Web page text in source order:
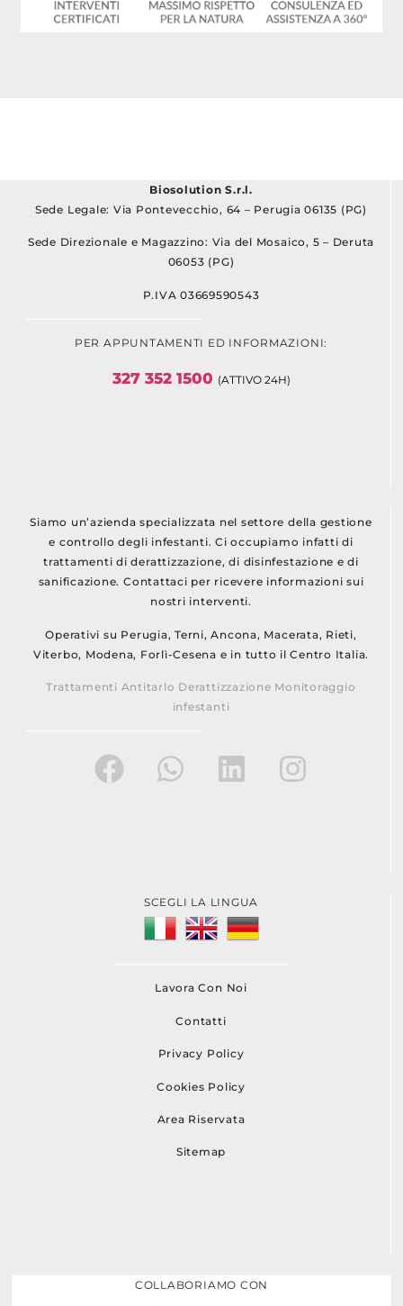
Biosolution S.r.l.
Sede Legale: Via Pontevecchio, 64 – Perugia 06135 (PG)
Sede Direzionale e Magazzino: Via del Mosaico, 5 – Deruta
06053 (PG)
P.IVA 03669590543
PER APPUNTAMENTI ED INFORMAZIONI:
327 352 1500 (ATTIVO 24H)
Siamo un’azienda specializzata nel settore della gestione
e controllo degli infestanti. Ci occupiamo infatti di
trattamenti di derattizzazione, di disinfestazione e di
sanificazione. Contattaci per ricevere informazioni sui
nostri interventi.
Operativi su Perugia, Terni, Ancona, Macerata, Rieti,
Viterbo, Modena, Forlì-Cesena e in tutto il Centro Italia.
Trattamenti Antitarlo Derattizzazione Monitoraggio
infestanti
SCEGLI LA LINGUA
Lavora Con Noi
Contatti
Privacy Policy
Cookies Policy
Area Riservata
Sitemap
COLLABORIAMO CON